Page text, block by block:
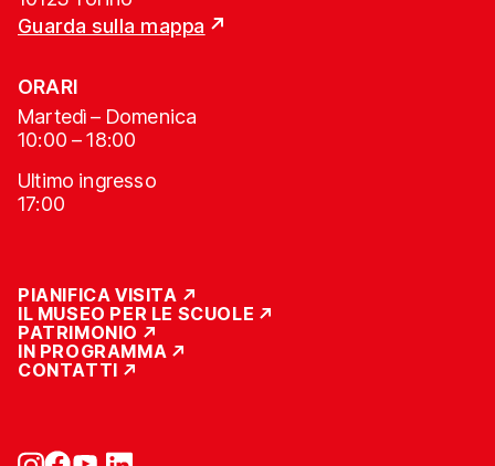
Guarda sulla mappa
ORARI
Martedì – Domenica
10:00 – 18:00
Ultimo ingresso
17:00
PIANIFICA VISITA
IL MUSEO PER LE SCUOLE
PATRIMONIO
IN PROGRAMMA
CONTATTI